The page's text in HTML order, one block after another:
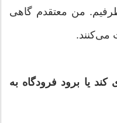
من معتقدم گاهی
می‌کنند.
یا برود فرودگاه به